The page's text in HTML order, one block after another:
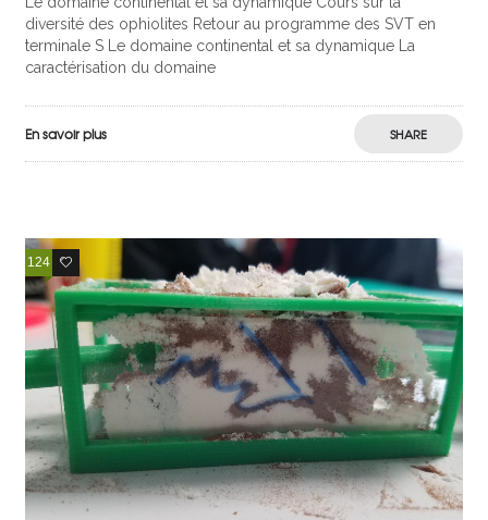
diversité des ophiolites Retour au programme des SVT en
terminale S Le domaine continental et sa dynamique La
caractérisation du domaine
En savoir plus SHARE
124 29